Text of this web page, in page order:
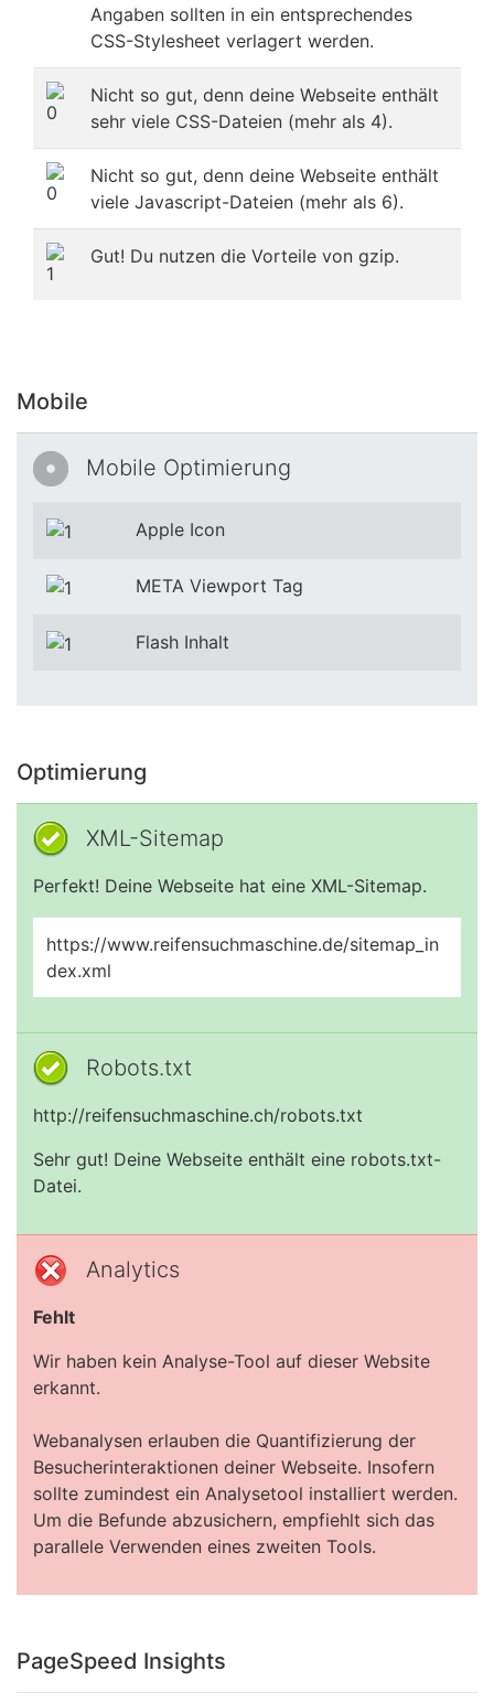
Angaben sollten in ein entsprechendes
CSS-Stylesheet verlagert werden.
Nicht so gut, denn deine Webseite enthält
sehr viele CSS-Dateien (mehr als 4).
Nicht so gut, denn deine Webseite enthält
viele Javascript-Dateien (mehr als 6).
Gut! Du nutzen die Vorteile von gzip.
Mobile
Mobile Optimierung
Apple Icon
META Viewport Tag
Flash Inhalt
Optimierung
XML-Sitemap
Perfekt! Deine Webseite hat eine XML-Sitemap.
https://www.reifensuchmaschine.de/sitemap_in
dex.xml
Robots.txt
http://reifensuchmaschine.ch/robots.txt
Sehr gut! Deine Webseite enthält eine robots.txt-
Datei.
Analytics
Fehlt
Wir haben kein Analyse-Tool auf dieser Website
erkannt.
Webanalysen erlauben die Quantifizierung der
Besucherinteraktionen deiner Webseite. Insofern
sollte zumindest ein Analysetool installiert werden.
Um die Befunde abzusichern, empfiehlt sich das
parallele Verwenden eines zweiten Tools.
PageSpeed Insights